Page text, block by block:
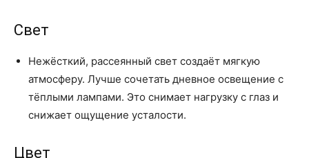
Свет
Нежёсткий, рассеянный свет создаёт мягкую
атмосферу. Лучше сочетать дневное освещение с
тёплыми лампами. Это снимает нагрузку с глаз и
снижает ощущение усталости.
Цвет